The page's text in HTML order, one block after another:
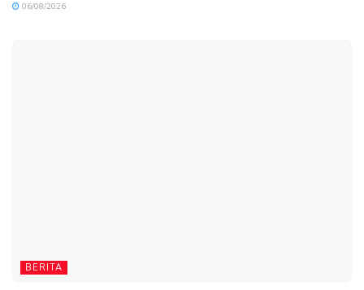
06/08/2026
BERITA